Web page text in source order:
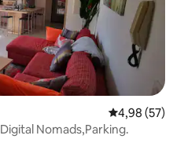
Note
4,98 (57)
Nomads,Parking.